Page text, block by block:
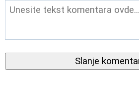
Slanje